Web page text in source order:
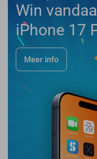
Win
iPhone 17
Meer info